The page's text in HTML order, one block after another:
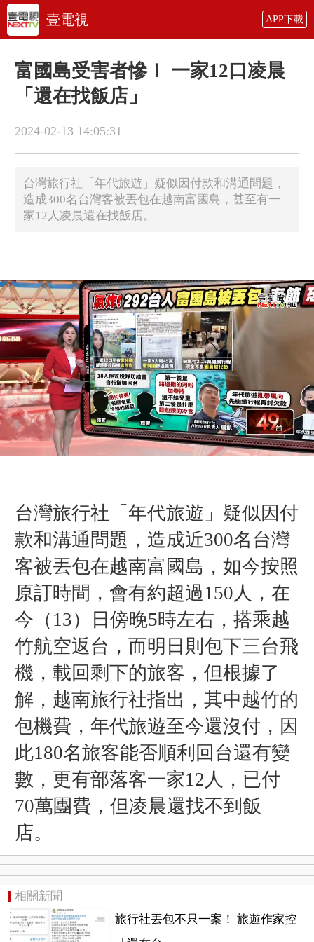
壹電視 APP下載
富國島受害者慘！ 一家12口凌晨
「還在找飯店」
2024-02-13 14:05:31
台灣旅行社「年代旅遊」疑似因付款和溝通問題，
造成300名台灣客被丟包在越南富國島，甚至有一
家12人凌晨還在找飯店。
台灣旅行社「年代旅遊」 疑似因付
款和溝通問題，造成近300名台灣
客被丟包在越南富國島，如今按照
原訂時間，會有約超過150人，在
今（13）日傍晚5時左右，搭乘越
竹航空返台，而明日則包下三台飛
機，載回剩下的旅客，但根據了
解，越南旅行社指出，其中越竹的
包機費，年代旅遊至今還沒付，因
此180名旅客能否順利回台還有變
數，更有部落客一家12人，已付
70萬團費，但凌晨還找不到飯
店。
相關新聞
旅行社丟包不只一案！ 旅遊作家控